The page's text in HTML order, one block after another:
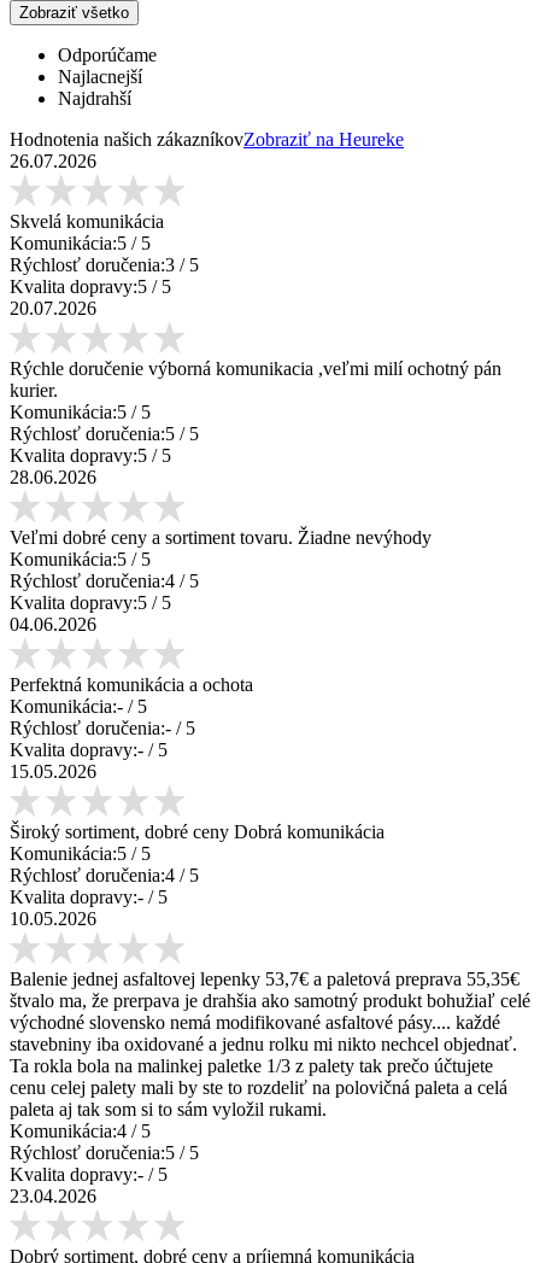
Zobraziť všetko
Odporúčame
Najlacnejší
Najdrahší
Hodnotenia našich zákazníkovZobraziť na Heureke
26.07.2026
Skvelá komunikácia
Komunikácia:5 / 5
Rýchlosť doručenia:3 / 5
Kvalita dopravy:5 / 5
20.07.2026
Rýchle doručenie výborná komunikacia ,veľmi milí ochotný pán
kurier.
Komunikácia:5 / 5
Rýchlosť doručenia:5 / 5
Kvalita dopravy:5 / 5
28.06.2026
Veľmi dobré ceny a sortiment tovaru. Žiadne nevýhody
Komunikácia:5 / 5
Rýchlosť doručenia:4 / 5
Kvalita dopravy:5 / 5
04.06.2026
Perfektná komunikácia a ochota
Komunikácia:- / 5
Rýchlosť doručenia:- / 5
Kvalita dopravy:- / 5
15.05.2026
Široký sortiment, dobré ceny Dobrá komunikácia
Komunikácia:5 / 5
Rýchlosť doručenia:4 / 5
Kvalita dopravy:- / 5
10.05.2026
Balenie jednej asfaltovej lepenky 53,7€ a paletová preprava 55,35€
štvalo ma, že prerpava je drahšia ako samotný produkt bohužiaľ celé
východné slovensko nemá modifikované asfaltové pásy.... každé
stavebniny iba oxidované a jednu rolku mi nikto nechcel objednať.
Ta rokla bola na malinkej paletke 1/3 z palety tak prečo účtujete
cenu celej palety mali by ste to rozdeliť na polovičná paleta a celá
paleta aj tak som si to sám vyložil rukami.
Komunikácia:4 / 5
Rýchlosť doručenia:5 / 5
Kvalita dopravy:- / 5
23.04.2026
Dobrý sortiment, dobré ceny a príjemná komunikácia